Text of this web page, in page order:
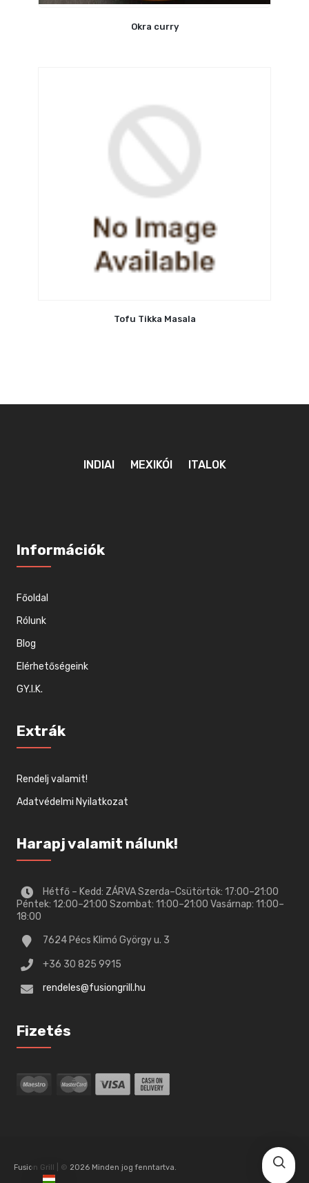
Okra curry
Tofu Tikka Masala
INDIAI MEXIKÓI ITALOK
Információk
Főoldal
Rólunk
Blog
Elérhetőségeink
GY.I.K.
Extrák
Rendelj valamit!
Adatvédelmi Nyilatkozat
Harapj valamit nálunk!
Hétfő – Kedd: ZÁRVA Szerda–Csütörtök: 17:00–21:00
Péntek: 12:00–21:00 Szombat: 11:00–21:00 Vasárnap: 11:00–
18:00
7624 Pécs Klimó György u. 3
+36 30 825 9915
rendeles@fusiongrill.hu
Fizetés
Fusion Grill | © 2026 Minden jog fenntartva.